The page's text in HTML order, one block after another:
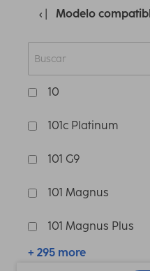
Modelo
10
101c Platinum
101 G9
101 Magnus
101 Magnus Plus
+ 295 more